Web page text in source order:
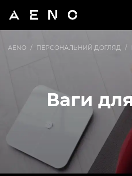
AENO / ПЕРСОНАЛЬНИЙ ДОГЛЯД /
Ваги